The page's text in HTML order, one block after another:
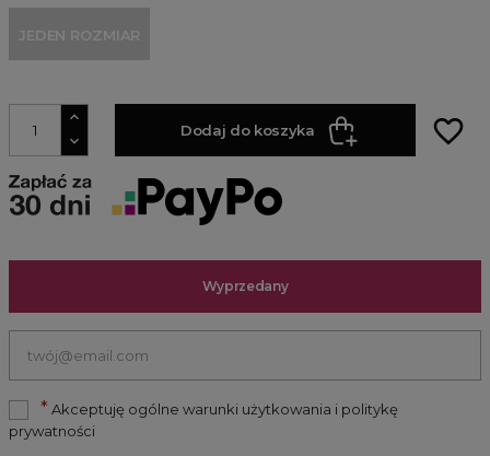
JEDEN ROZMIAR
Dodaj do koszyka favorite_border
Wyprzedany
* Akceptuję ogólne warunki użytkowania i politykę
prywatności